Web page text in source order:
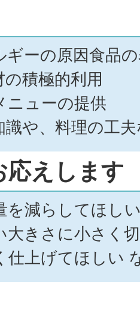
ギーの原因食品
積極的利用
ニューの提供
識や、料理の工
応えします
を減らしてほし
大きさに小さく
仕上げてほしい